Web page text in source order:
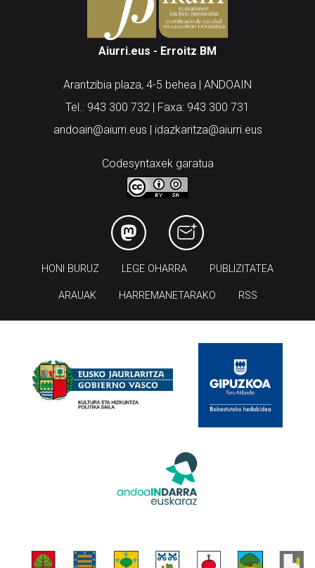
Aiurri.eus - Erroitz BM
Arantzibia plaza, 4-5 behea | ANDOAIN
Tel.: 943 300 732 | Faxa: 943 300 731
andoain@aiurri.eus | idazkaritza@aiurri.eus
Codesyntaxek garatua
HONI BURUZ LEGE OHARRA PUBLIZITATEA
ARAUAK HARREMANETARAKO RSS